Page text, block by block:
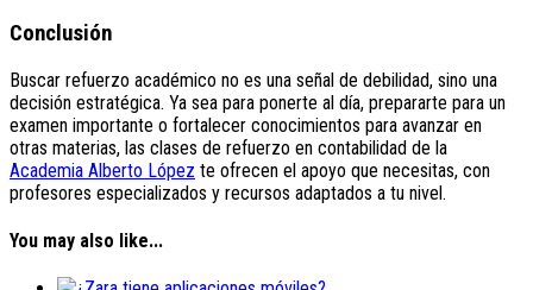
Conclusión
Buscar refuerzo académico no es una señal de debilidad, sino una
decisión estratégica. Ya sea para ponerte al día, prepararte para un
examen importante o fortalecer conocimientos para avanzar en
otras materias, las clases de refuerzo en contabilidad de la
Academia Alberto López te ofrecen el apoyo que necesitas, con
profesores especializados y recursos adaptados a tu nivel.
You may also like...